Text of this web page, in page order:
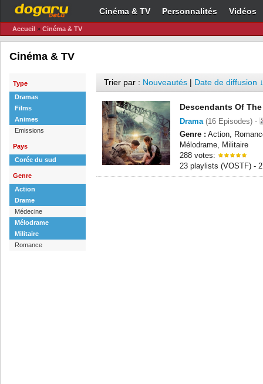
Cinéma & TV Personnalités Vidéos
Accueil » Cinéma & TV
Cinéma & TV
Type
Dramas
Films
Animes
Emissions
Pays
Corée du sud
Genre
Action
Drame
Médecine
Mélodrame
Militaire
Romance
Trier par : Nouveautés | Date de diffusion ↓
Descendants Of
Drama(16 Episodes) -
Genre : Action,
Mélodrame, Militaire
288 votes:
23 playlists (VOSTF) -